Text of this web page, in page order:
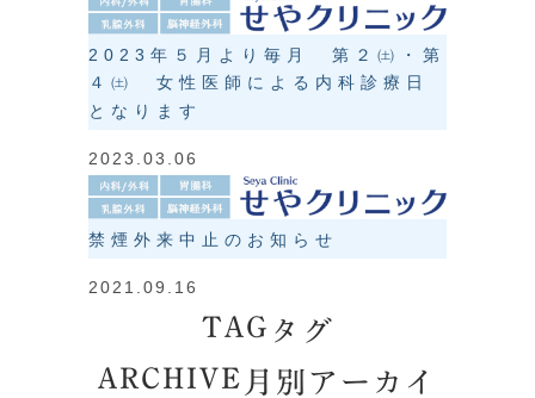
2023年５月より毎月 第２㈯・第
４㈯ 女性医師による内科診療日
となります
2023.03.06
禁煙外来中止のお知らせ
2021.09.16
TAG タグ
ARCHIVE 月別アーカイ